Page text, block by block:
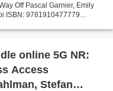
Off Pascal Garnier, Emily
ISBN: 9781910477779
online 5G NR:
Access
Stefan